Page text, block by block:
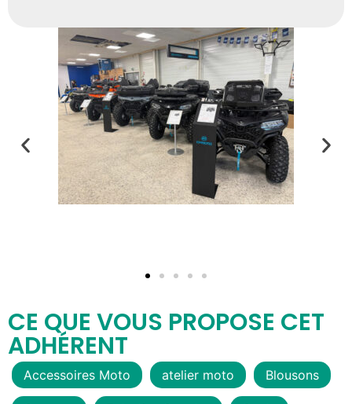
CE QUE VOUS PROPOSE CET
ADHÉRENT
Accessoires Moto atelier moto Blousons